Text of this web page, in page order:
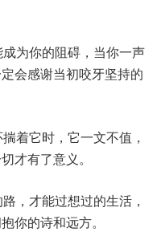
为你的阻碍，当你一声
会感谢当初咬牙坚持的
着它时，它一文不值，
才有了意义。
，才能过想过的生活，
你的诗和远方。